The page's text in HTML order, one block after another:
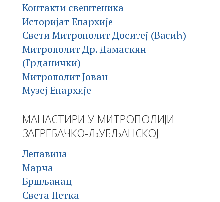
Контакти свештеника
Историјат Епархије
Свети Митрополит Доситеј (Васић)
Митрополит Др. Дамаскин
(Грданички)
Митрополит Јован
Музеј Епархије
МАНАСТИРИ У МИТРОПОЛИЈИ
ЗАГРЕБАЧКО-ЉУБЉАНСКОЈ
Лепавина
Марча
Бршљанац
Света Петка